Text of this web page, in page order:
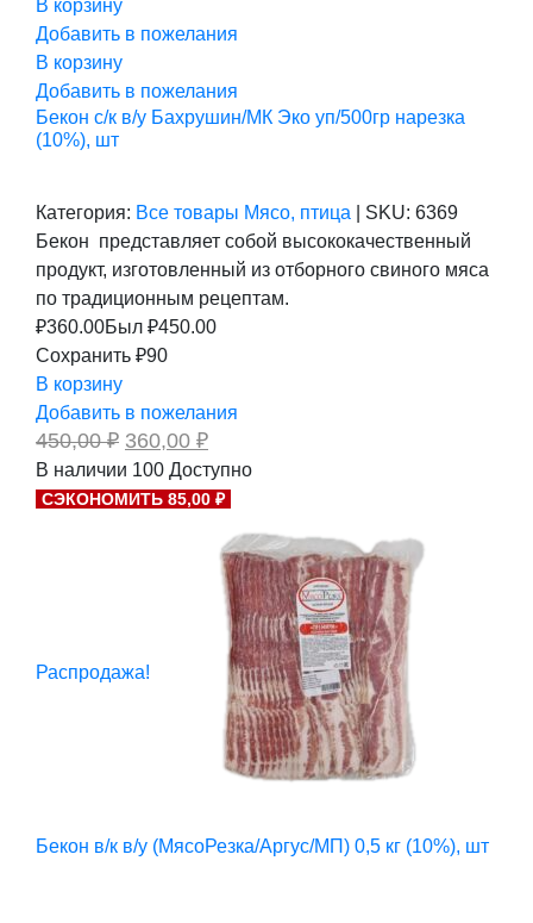
В корзину
Добавить в пожелания
В корзину
Добавить в пожелания
Бекон с/к в/у Бахрушин/МК Эко уп/500гр нарезка
(10%), шт
Категория: Все товары Мясо, птица SKU: 6369
Бекон представляет собой высококачественный
продукт, изготовленный из отборного свиного мяса
по традиционным рецептам.
₽360.00Был ₽450.00
Сохранить ₽90
В корзину
Добавить в пожелания
450,00₽ Первоначальная
цена
составляла
450,00 ₽.
360,00 ₽Текущая
цена:
360,00 ₽.
В наличии 100 Доступно
СЭКОНОМИТЬ 85,00 ₽
Распродажа!
Бекон в/к в/у (МясоРезка/Аргус/МП) 0,5 кг (10%), шт